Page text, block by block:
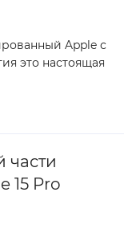
Apple с
это настоящая
15 Pro